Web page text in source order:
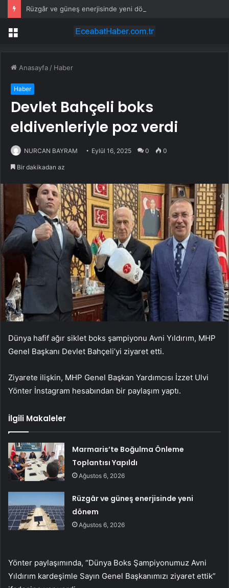
Rüzgâr ve güneş enerjisinde yeni dönem
Menü
Anasayfa / Haber
Haber
Devlet Bahçeli boks
eldivenleriyle poz verdi
NURCAN BAYRAM Eylül 16, 2025 0 0
Bir dakikadan az
Dünya hafif ağır siklet boks şampiyonu Avni Yıldırım, MHP
Genel Başkanı Devlet Bahçeli’yi ziyaret etti.
Ziyarete ilişkin, MHP Genel Başkan Yardımcısı İzzet Ulvi
Yönter İnstagram hesabından bir paylaşım yaptı.
İlgili Makaleler
Marmaris’te Boğulma Önleme
Toplantısı Yapıldı
Ağustos 6, 2026
Rüzgâr ve güneş enerjisinde yeni
dönem
Ağustos 6, 2026
Yönter paylaşımında, “Dünya Boks Şampiyonumuz Avni
Yıldırım kardeşimle Sayın Genel Başkanımızı ziyaret ettik”